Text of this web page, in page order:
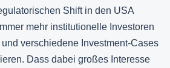
Shift in den USA
mehr institutionelle Investoren
verschiedene Investment-Cases
Dass dabei großes Interesse